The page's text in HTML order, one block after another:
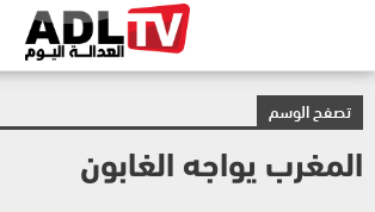
تصفح الوسم
المغرب يواجه الغابون